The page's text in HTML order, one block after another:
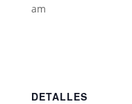
am
DETALLES